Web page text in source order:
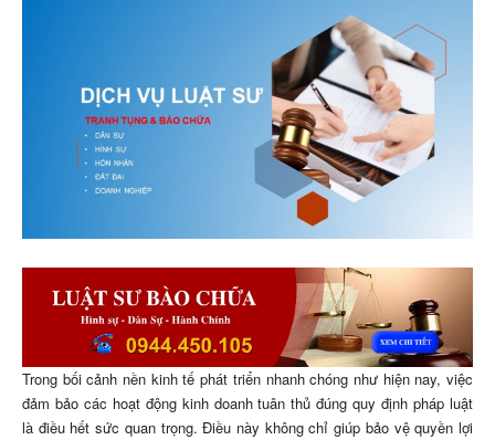
Trong bối cảnh nền kinh tế phát triển nhanh chóng như hiện nay, việc
đảm bảo các hoạt động kinh doanh tuân thủ đúng quy định pháp luật
là điều hết sức quan trọng. Điều này không chỉ giúp bảo vệ quyền lợi